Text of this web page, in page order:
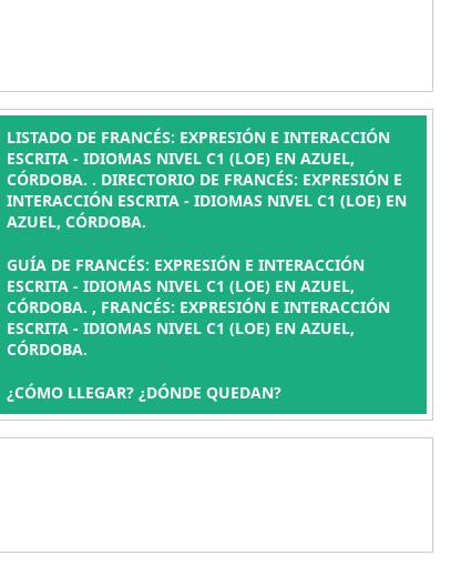
LISTADO DE FRANCÉS: EXPRESIÓN E INTERACCIÓN
ESCRITA - IDIOMAS NIVEL C1 (LOE) EN AZUEL,
CÓRDOBA. . DIRECTORIO DE FRANCÉS: EXPRESIÓN E
INTERACCIÓN ESCRITA - IDIOMAS NIVEL C1 (LOE) EN
AZUEL, CÓRDOBA.
GUÍA DE FRANCÉS: EXPRESIÓN E INTERACCIÓN
ESCRITA - IDIOMAS NIVEL C1 (LOE) EN AZUEL,
CÓRDOBA. , FRANCÉS: EXPRESIÓN E INTERACCIÓN
ESCRITA - IDIOMAS NIVEL C1 (LOE) EN AZUEL,
CÓRDOBA.
¿CÓMO LLEGAR? ¿DÓNDE QUEDAN?